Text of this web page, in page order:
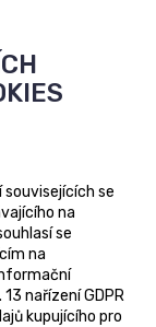
souvisejících se
na
se
na
nařízení GDPR
kupujícího pro